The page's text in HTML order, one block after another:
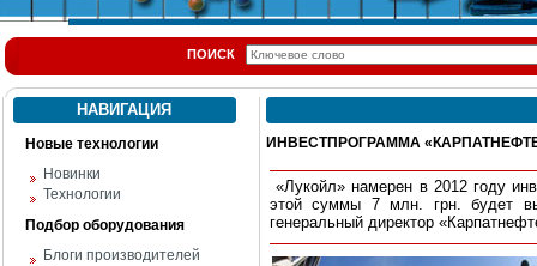
ПОИСК
НАВИГАЦИЯ
Новые технологии
Новинки
Технологии
Подбор оборудования
Блоги производителей
ИНВЕСТПРОГРАММА
«Лукойл» намерен в 2012 году
этой суммы 7 млн. грн. будет
генеральный директор